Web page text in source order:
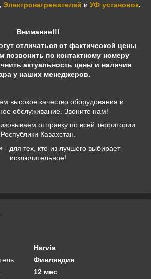
, Электронагревателей и УФ установок.
Внимание!!!
отличаться от фактической цены
позвонить по контактному номеру
актуальность цены и наличия
у наших менеджеров.
высокое качество оборудования и
обслуживание. Звоните нам!
отправку по всей территории
Республики Казахстан.
- для тех, кто из лучшего выбирает
исключительное!
Harvia
Финляндия
12 мес